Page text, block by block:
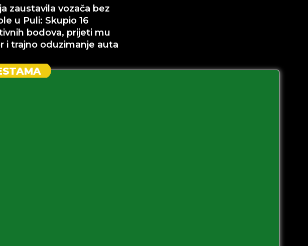
zaustavila vozača bez
u Puli: Skupio 16
bodova, prijeti mu
i trajno oduzimanje auta